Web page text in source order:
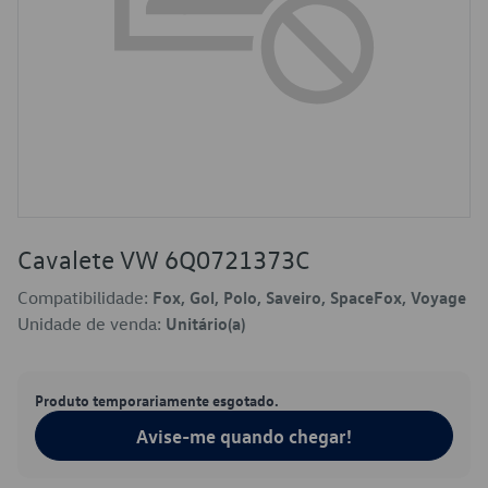
Cavalete VW 6Q0721373C
Compatibilidade: Fox, Gol, Polo, Saveiro, SpaceFox, Voyage
Unidade de venda: Unitário(a)
Produto temporariamente esgotado.
Avise-me quando chegar!